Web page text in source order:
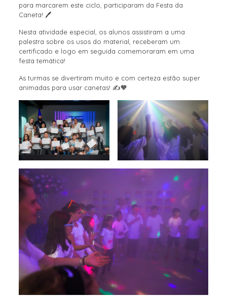
para marcarem este ciclo, participaram da Festa da
Caneta! 🖊️
Nesta atividade especial, os alunos assistiram a uma
palestra sobre os usos do material, receberam um
certificado e logo em seguida comemoraram em uma
festa temática!
As turmas se divertiram muito e com certeza estão super
animadas para usar canetas! ✍️🧡